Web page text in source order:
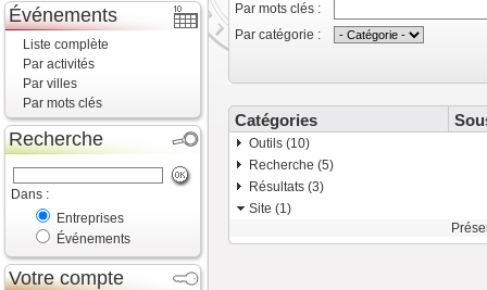
Événements
Liste complète
Par activités
Par villes
Par mots clés
Recherche
Dans :
Entreprises
Événements
Votre compte
Par mots clés :
Par catégorie :
Catégories
Outils (10)
Recherche (5)
Résultats (3)
Site (1)